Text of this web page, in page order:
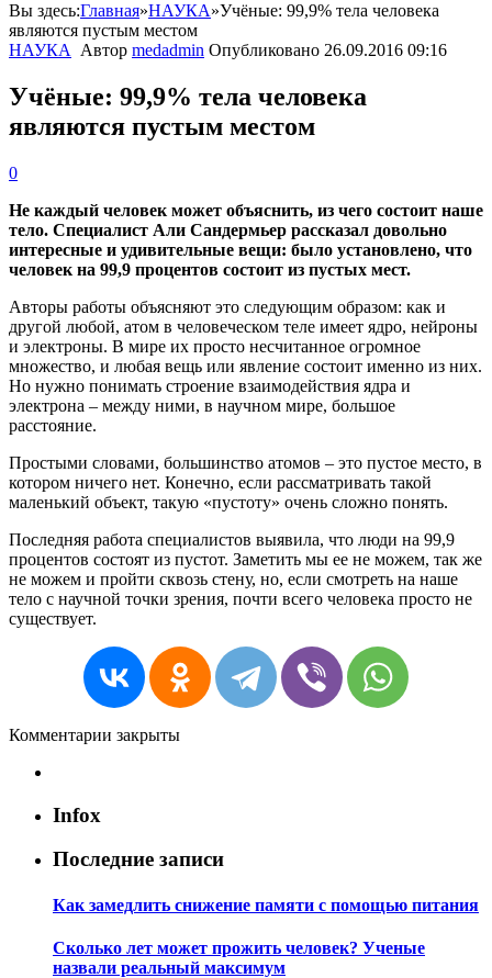
Вы здесь:Главная»НАУКА»Учёные: 99,9% тела человека
являются пустым местом
НАУКА
Автор medadmin Опубликовано 26.09.2016 09:16
Учёные: 99,9% тела человека
являются пустым местом
0
Не каждый человек может объяснить, из чего состоит наше
тело. Специалист Али Сандермьер рассказал довольно
интересные и удивительные вещи: было установлено, что
человек на 99,9 процентов состоит из пустых мест.
Авторы работы объясняют это следующим образом: как и
другой любой, атом в человеческом теле имеет ядро, нейроны
и электроны. В мире их просто несчитанное огромное
множество, и любая вещь или явление состоит именно из них.
Но нужно понимать строение взаимодействия ядра и
электрона – между ними, в научном мире, большое
расстояние.
Простыми словами, большинство атомов – это пустое место, в
котором ничего нет. Конечно, если рассматривать такой
маленький объект, такую «пустоту» очень сложно понять.
Последняя работа специалистов выявила, что люди на 99,9
процентов состоят из пустот. Заметить мы ее не можем, так же
не можем и пройти сквозь стену, но, если смотреть на наше
тело с научной точки зрения, почти всего человека просто не
существует.
Комментарии закрыты
Infox
Последние записи
Как замедлить снижение памяти с помощью питания
Сколько лет может прожить человек? Ученые
назвали реальный максимум